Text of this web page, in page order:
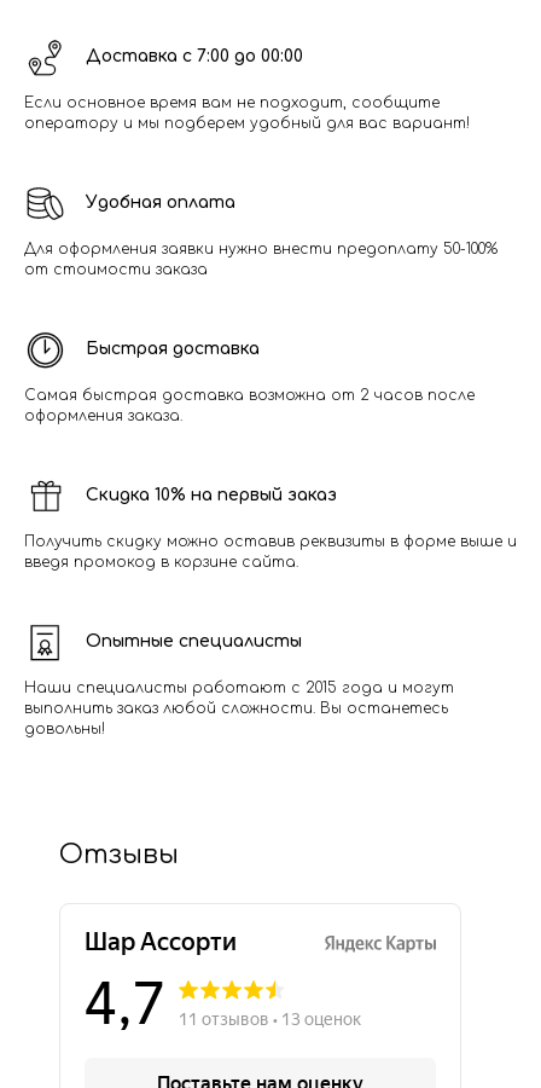
Доставка с 7:00 до 00:00
Если основное время вам не подходит, сообщите
оператору и мы подберем удобный для вас вариант!
Удобная оплата
Для оформления заявки нужно внести предоплату 50-100%
от стоимости заказа
Быстрая доставка
Самая быстрая доставка возможна от 2 часов после
оформления заказа.
Скидка 10% на первый заказ
Получить скидку можно оставив реквизиты в форме выше и
введя промокод в корзине сайта.
Опытные специалисты
Наши специалисты работают с 2015 года и могут
выполнить заказ любой сложности. Вы останетесь
довольны!
Отзывы